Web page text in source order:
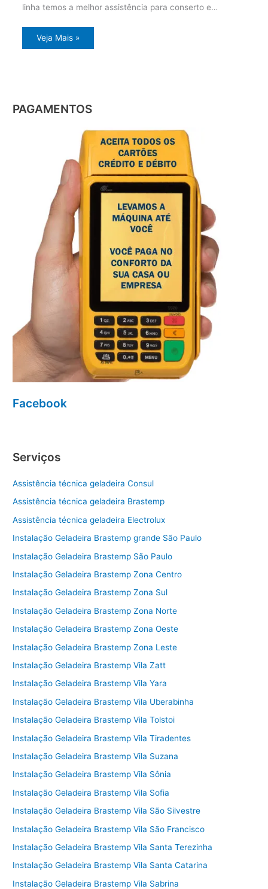
linha temos a melhor assistência para conserto e…
Veja Mais »
PAGAMENTOS
Facebook
Serviços
Assistência técnica geladeira Consul
Assistência técnica geladeira Brastemp
Assistência técnica geladeira Electrolux
Instalação Geladeira Brastemp grande São Paulo
Instalação Geladeira Brastemp São Paulo
Instalação Geladeira Brastemp Zona Centro
Instalação Geladeira Brastemp Zona Sul
Instalação Geladeira Brastemp Zona Norte
Instalação Geladeira Brastemp Zona Oeste
Instalação Geladeira Brastemp Zona Leste
Instalação Geladeira Brastemp Vila Zatt
Instalação Geladeira Brastemp Vila Yara
Instalação Geladeira Brastemp Vila Uberabinha
Instalação Geladeira Brastemp Vila Tolstoi
Instalação Geladeira Brastemp Vila Tiradentes
Instalação Geladeira Brastemp Vila Suzana
Instalação Geladeira Brastemp Vila Sônia
Instalação Geladeira Brastemp Vila Sofia
Instalação Geladeira Brastemp Vila São Silvestre
Instalação Geladeira Brastemp Vila São Francisco
Instalação Geladeira Brastemp Vila Santa Terezinha
Instalação Geladeira Brastemp Vila Santa Catarina
Instalação Geladeira Brastemp Vila Sabrina